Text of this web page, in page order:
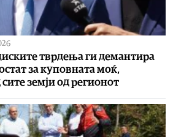
тврдења ги демантира
за куповната моќ,
земји од регионот